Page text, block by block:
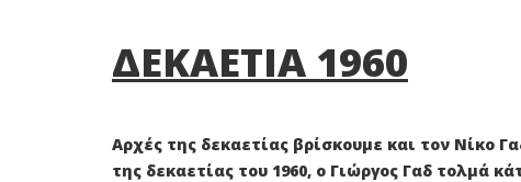
ΔΕΚΑΕΤΙΑ 1960
Αρχές της δεκαετίας βρίσκουμε και τον Νίκο
της δεκαετίας του 1960, ο Γιώργος Γαδ τολμά